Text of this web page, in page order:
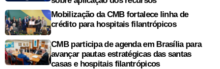
Mobilização da CMB fortalece linha de
crédito para hospitais filantrópicos
CMB participa de agenda em Brasília para
avançar pautas estratégicas das santas
casas e hospitais filantrópicos